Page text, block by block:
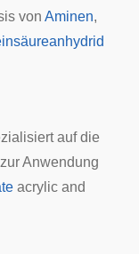
von Aminen,
auf die
Anwendung
acrylic and